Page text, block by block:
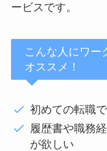
ービスです。
こんな人にワー
オススメ！
初めての転職
履歴書や職務
が欲しい